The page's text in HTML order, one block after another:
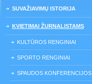
SUVAŽIAVIMŲ ISTORIJA
KVIETIMAI ŽURNALISTAMS
KULTŪROS RENGINIAI
SPORTO RENGINIAI
SPAUDOS KONFERENCIJOS